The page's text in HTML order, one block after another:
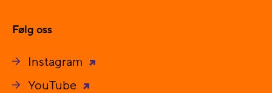
Følg oss
Instagram
YouTube